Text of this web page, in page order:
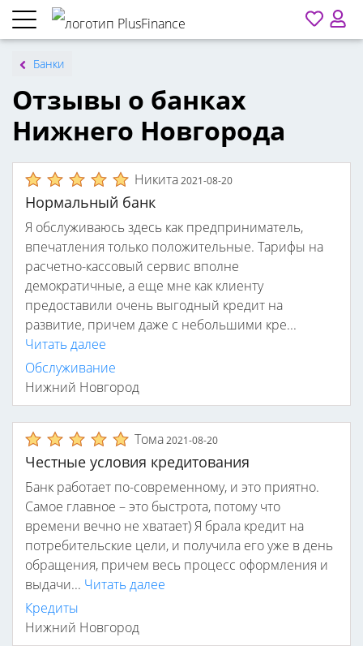
Банки
Отзывы о банках
Нижнего Новгорода
Никита2021-08-20
Нормальный банк
Я обслуживаюсь здесь как предприниматель,
впечатления только положительные. Тарифы на
расчетно-кассовый сервис вполне
демократичные, а еще мне как клиенту
предоставили очень выгодный кредит на
развитие, причем даже с небольшими кре...
Читать далее
Обслуживание
Нижний Новгород
Тома2021-08-20
Честные условия кредитования
Банк работает по-современному, и это приятно.
Самое главное – это быстрота, потому что
времени вечно не хватает) Я брала кредит на
потребительские цели, и получила его уже в день
обращения, причем весь процесс оформления и
выдачи... Читать далее
Кредиты
Нижний Новгород